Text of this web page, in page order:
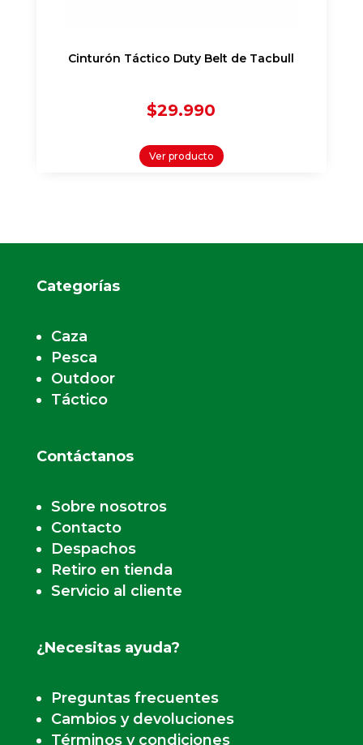
Cinturón Táctico Duty Belt de Tacbull
$29.990
Ver producto
Categorías
Caza
Pesca
Outdoor
Táctico
Contáctanos
Sobre nosotros
Contacto
Despachos
Retiro en tienda
Servicio al cliente
¿Necesitas ayuda?
Preguntas frecuentes
Cambios y devoluciones
Términos y condiciones